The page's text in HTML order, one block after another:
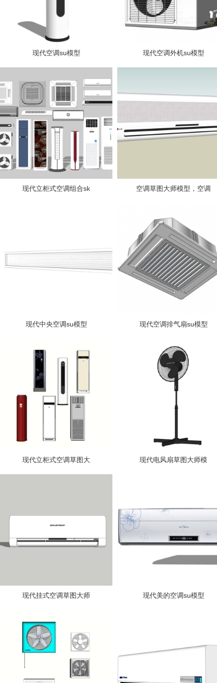
现代空调su模型 现代空调外机su模型
现代立柜式空调组合sk 空调草图大师模型，空调
现代中央空调su模型 现代空调排气扇su模型
现代立柜式空调草图大 现代电风扇草图大师模
现代挂式空调草图大师 现代美的空调su模型